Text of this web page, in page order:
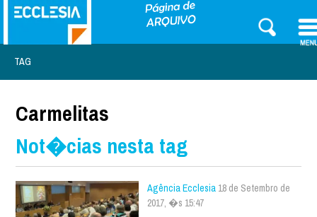
TAG
Carmelitas
Not�cias nesta tag
Agência Ecclesia 18 de Setembro de
2017, �s 15:47